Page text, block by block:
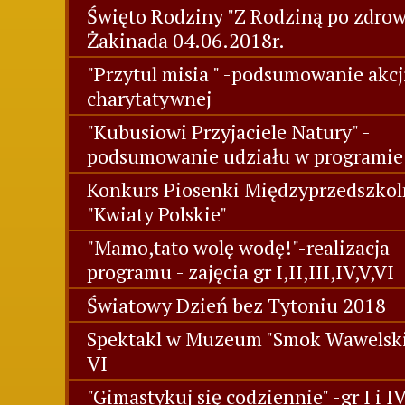
Święto Rodziny "Z Rodziną po
Żakinada 04.06.2018r.
"Przytul misia " -podsumowanie
charytatywnej
"Kubusiowi Przyjaciele Natury" -
podsumowanie udziału w programie
Konkurs Piosenki
"Kwiaty Polskie"
"Mamo,tato wolę wodę!"-realizacja
programu - zajęcia gr I,II,III,IV,V,VI
Światowy Dzień bez Tytoniu 2018
Spektakl w Muzeum "Smok
VI
"Gimastykuj się codziennie" -gr I i